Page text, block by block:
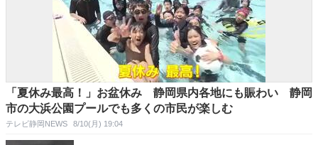
「夏休み最高！」お盆休み 静岡県内各地にも賑わい 静岡
市の大浜公園プールでも多くの市民が楽しむ
テレビ静岡NEWS 8/10(月) 19:04